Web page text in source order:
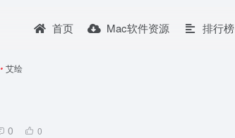
首页 Mac软件资源 排行榜
• 艾绘
0 0